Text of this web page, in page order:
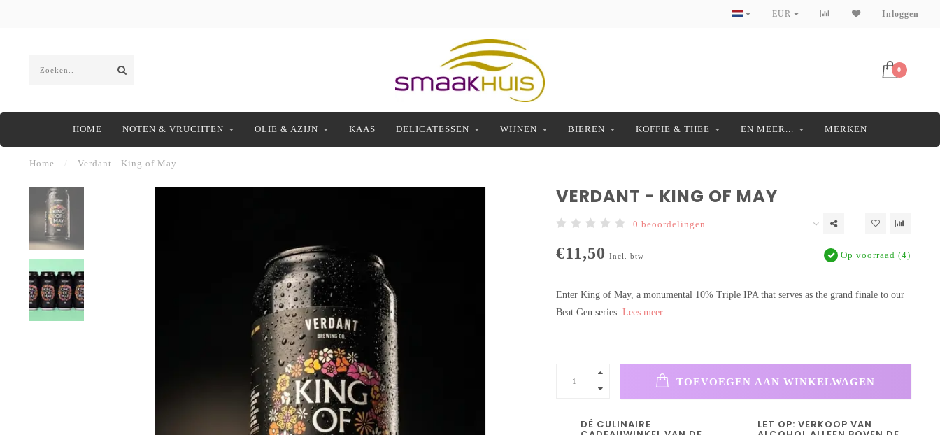
EUR Inloggen
0
HOME NOTEN & VRUCHTEN OLIE & AZIJN KAAS DELICATESSEN WIJNEN BIEREN KOFFIE & THEE EN MEER... MERKEN
Home Verdant - King of May
VERDANT - KING OF MAY
0 beoordelingen
€11,50 Incl. btw Op voorraad (4)
Enter King of May, a monumental 10% Triple IPA that serves as the grand finale to our
Beat Gen series. Lees meer..
TOEVOEGEN AAN WINKELWAGEN
DÉ CULINAIRE LET OP: VERKOOP VAN